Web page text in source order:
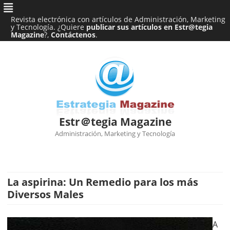
Revista electrónica con artículos de Administración, Marketing
y Tecnología. ¿Quiere publicar sus artículos en Estr@tegia
Magazine?, Contáctenos.
Estr＠tegia Magazine
Administración, Marketing y Tecnología
contenido
La aspirina: Un Remedio para los más
Diversos Males
A